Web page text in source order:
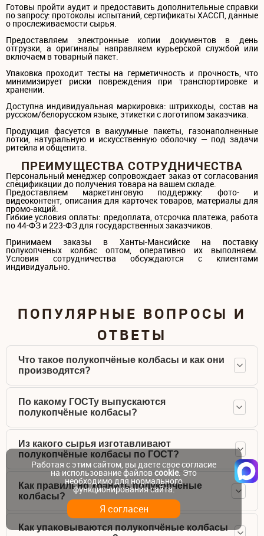
Готовы пройти аудит и предоставить дополнительные справки
по запросу: протоколы испытаний, сертификаты ХАССП, данные
о прослеживаемости сырья.
Предоставляем электронные копии документов в день
отгрузки, а оригиналы направляем курьерской службой или
включаем в товарный пакет.
Упаковка проходит тесты на герметичность и прочность, что
минимизирует риски повреждения при транспортировке и
хранении.
Доступна индивидуальная маркировка: штрихкоды, состав на
русском/белорусском языке, этикетки с логотипом заказчика.
Продукция фасуется в вакуумные пакеты, газонаполненные
лотки, натуральную и искусственную оболочку — под задачи
ритейла и общепита.
ПРЕИМУЩЕСТВА СОТРУДНИЧЕСТВА
Персональный менеджер сопровождает заказ от согласования
спецификации до получения товара на вашем складе.
Предоставляем маркетинговую поддержку: фото- и
видеоконтент, описания для карточек товаров, материалы для
промо-акций.
Гибкие условия оплаты: предоплата, отсрочка платежа, работа
по 44-ФЗ и 223-ФЗ для государственных заказчиков.
Принимаем заказы в Ханты-Мансийске на поставку
полукопченых колбас оптом, оперативно их выполняем.
Условия сотрудничества обсуждаются с клиентами
индивидуально.
ПОПУЛЯРНЫЕ ВОПРОСЫ И
ОТВЕТЫ
Что такое полукопчёные колбасы и как они
производятся?
По какому ГОСТу выпускаются
полукопчёные колбасы?
Из какого сырья изготавливают
полукопчёные колбасы по ГОСТ?
Как правильно хранить полукопчёные
колбасы?
Как упаковываются полукопчёные колбасы
Работая с этим сайтом, вы даете свое согласие
на использование файловcookie. Это
необходимо для нормального
функционирования сайта.
Я согласен